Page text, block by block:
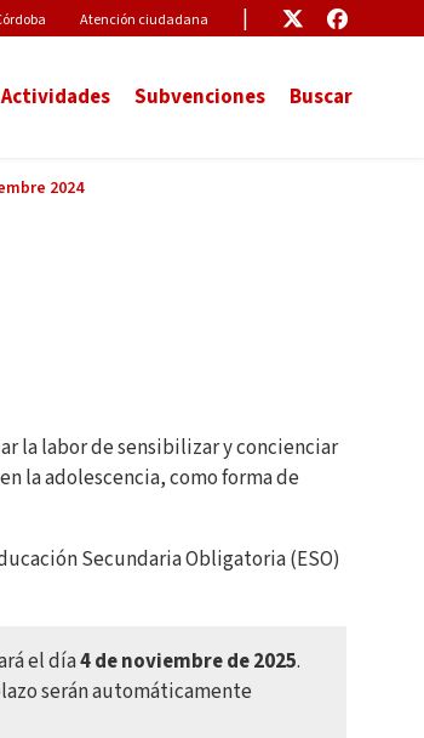
Microsite
Atención ciudadana EnlaceEnlace
Actividades Subvenciones Buscar
2024
la labor de sensibilizar y concienciar
la adolescencia, como forma de
Secundaria Obligatoria (ESO)
el día4 de noviembre de 2025.
serán automáticamente